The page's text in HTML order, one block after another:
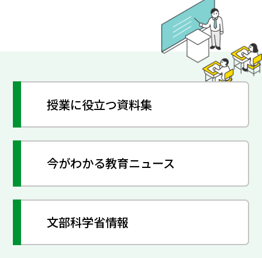
授業に役立つ資料集
今がわかる教育ニュース
文部科学省情報